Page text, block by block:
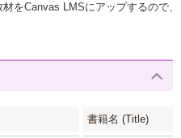
をCanvas LMSにアップするので
書籍名 (Title)